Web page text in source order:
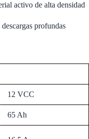
activo de alta densidad
profundas
12 VCC
65 Ah